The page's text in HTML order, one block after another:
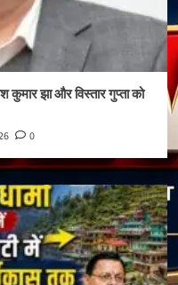
झा और विस्तार गुप्ता को
0